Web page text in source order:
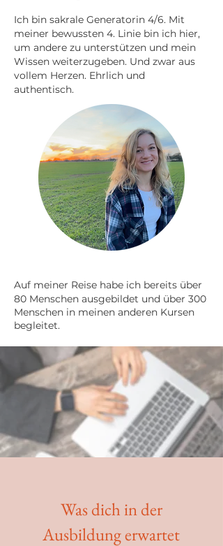
Ich bin sakrale Generatorin 4/6. Mit
meiner bewussten 4. Linie bin ich hier,
um andere zu unterstützen und mein
Wissen weiterzugeben. Und zwar aus
vollem Herzen. Ehrlich und
authentisch.
Auf meiner Reise habe ich bereits über
80 Menschen ausgebildet und über 300
Menschen in meinen anderen Kursen
begleitet.
Was dich in der
Ausbildung erwartet